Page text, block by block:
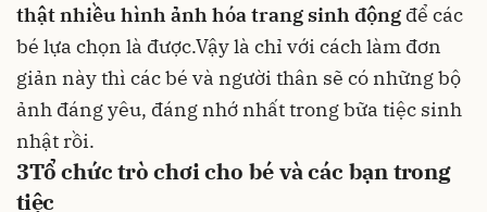
thật nhiều hình ảnh hóa trang sinh động để các
bé lựa chọn là được.Vậy là chỉ với cách làm đơn
giản này thì các bé và người thân sẽ có những bộ
ảnh đáng yêu, đáng nhớ nhất trong bữa tiệc sinh
nhật rồi.
3Tổ chức trò chơi cho bé và các bạn trong
tiệc